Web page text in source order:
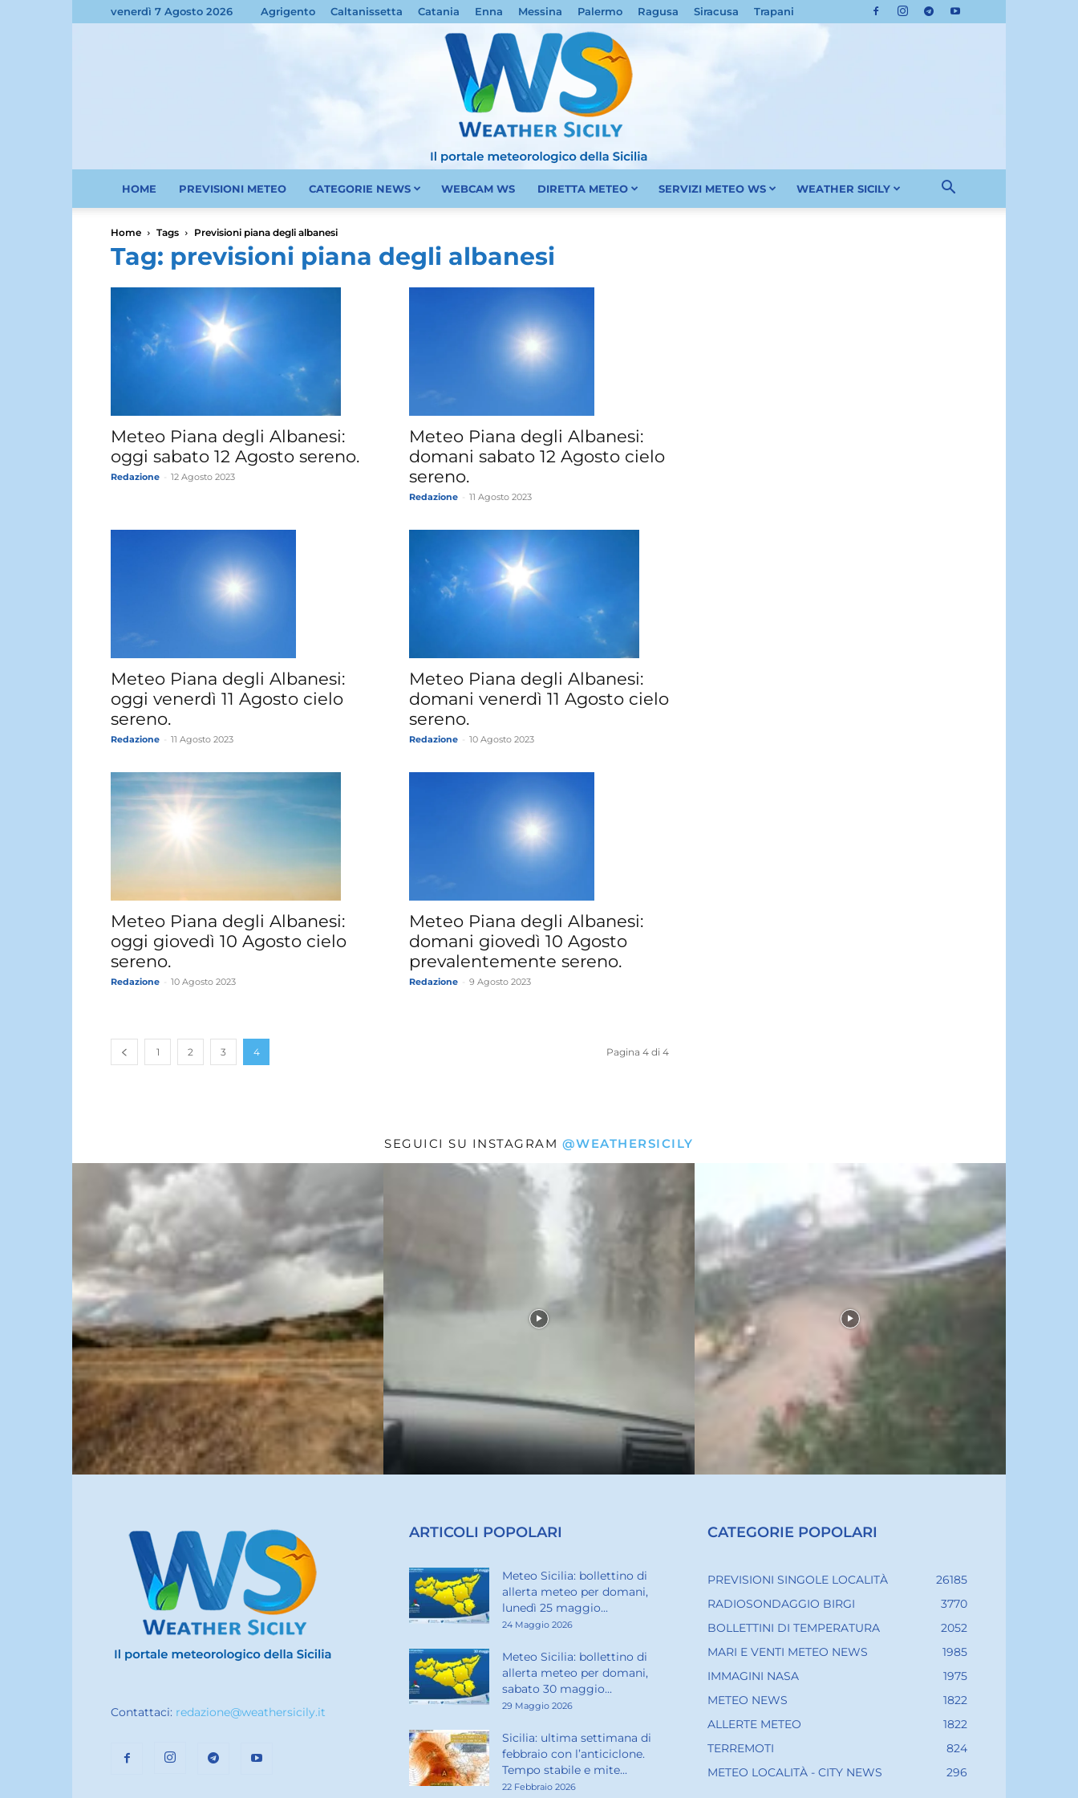
venerdì 7 Agosto 2026 Agrigento Caltanissetta Catania Enna Messina Palermo Ragusa Siracusa Trapani
Sicilia
Weather
HOME PREVISIONI METEO CATEGORIE NEWS WEBCAM WS DIRETTA METEO SERVIZI METEO WS WEATHER SICILY
Home Tags Previsioni piana degli albanesi
Tag: previsioni piana degli albanesi
Meteo Piana degli Albanesi:
oggi sabato 12 Agosto sereno.
Redazione 12 Agosto 2023
Meteo Piana degli Albanesi:
domani sabato 12 Agosto cielo
sereno.
Redazione 11 Agosto 2023
Meteo Piana degli Albanesi:
oggi venerdì 11 Agosto cielo
sereno.
Redazione 11 Agosto 2023
Meteo Piana degli Albanesi:
domani venerdì 11 Agosto cielo
sereno.
Redazione 10 Agosto 2023
Meteo Piana degli Albanesi:
oggi giovedì 10 Agosto cielo
sereno.
Redazione 10 Agosto 2023
Meteo Piana degli Albanesi:
domani giovedì 10 Agosto
prevalentemente sereno.
Redazione 9 Agosto 2023
1 2 3 4 Pagina 4 di 4
SEGUICI SU INSTAGRAM @WEATHERSICILY
Contattaci: redazione@weathersicily.it
ARTICOLI POPOLARI
Meteo Sicilia: bollettino di
allerta meteo per domani,
lunedì 25 maggio...
24 Maggio 2026
Meteo Sicilia: bollettino di
allerta meteo per domani,
sabato 30 maggio...
29 Maggio 2026
Sicilia: ultima settimana di
febbraio con l’anticiclone.
Tempo stabile e mite...
22 Febbraio 2026
CATEGORIE POPOLARI
PREVISIONI SINGOLE LOCALITÀ
26185
RADIOSONDAGGIO BIRGI
3770
BOLLETTINI DI TEMPERATURA
2052
MARI E VENTI METEO NEWS
1985
IMMAGINI NASA
1975
METEO NEWS
1822
ALLERTE METEO
1822
TERREMOTI
824
METEO LOCALITÀ - CITY NEWS
296